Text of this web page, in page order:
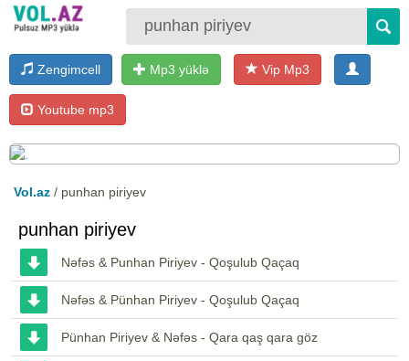
Zengimcell Mp3 yüklə Vip Mp3
Youtube mp3
Vol.az / punhan piriyev
punhan piriyev
Nəfəs & Punhan Piriyev - Qoşulub Qaçaq
Nəfəs & Pünhan Piriyev - Qoşulub Qaçaq
Pünhan Piriyev & Nəfəs - Qara qaş qara göz